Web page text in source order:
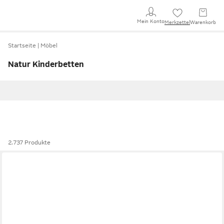
Mein KontoMerkzettel Warenkorb
Startseite Möbel
Natur Kinderbetten
2.737 Produkte